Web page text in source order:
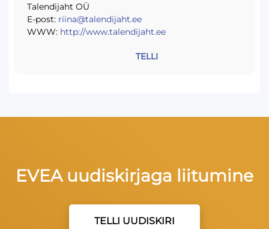
Talendijaht OÜ
E-post: riina@talendijaht.ee
WWW: http://www.talendijaht.ee
TELLI
EVEA uudiskirjaga liitumine
TELLI UUDISKIRI